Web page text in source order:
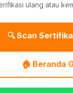
ulang atau
🔍 Scan
🏠 Beranda